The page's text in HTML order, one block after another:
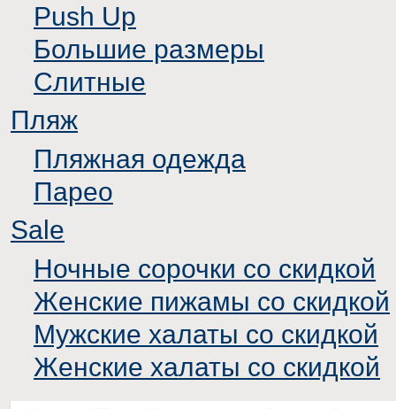
Push Up
Большие размеры
Слитные
Пляж
Пляжная одежда
Парео
Sale
Ночные сорочки со скидкой
Женские пижамы со скидкой
Мужские халаты со скидкой
Женские халаты со скидкой